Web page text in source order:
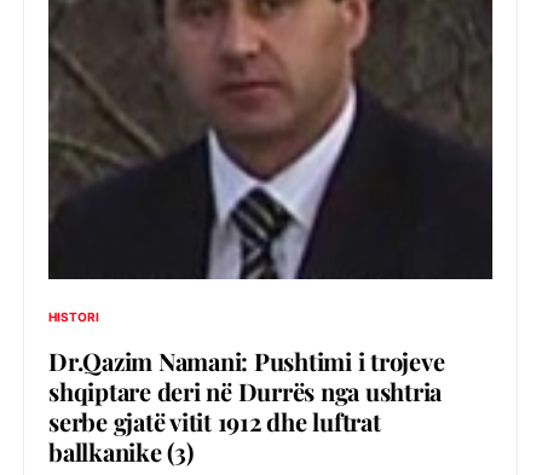
HISTORI
Dr.Qazim Namani: Pushtimi i trojeve
shqiptare deri në Durrës nga ushtria
serbe gjatë vitit 1912 dhe luftrat
ballkanike (3)